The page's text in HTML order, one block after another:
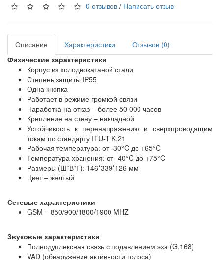
0 отзывов / Написать отзыв
Описание Характеристики
Отзывов (0)
Физические характеристики
Корпус из холоднокатаной стали
Степень защиты IP55
Одна кнопка
Работает в режиме громкой связи
Наработка на отказ – более 50 000 часов
Крепление на стену – накладной
Устойчивость к перенапряжению и сверхпроводящим
токам по стандарту ITU-T K.21
Рабочая температура: от -30°C до +65°C
Температура хранения: от -40°C до +75°C
Размеры (Ш*В*Г): 146*339*126 мм
Цвет – желтый
Сетевые характеристики
GSM – 850/900/1800/1900 MHZ
Звуковые характеристики
Полнодуплексная связь с подавлением эха (G.168)
VAD (обнаружение активности голоса)